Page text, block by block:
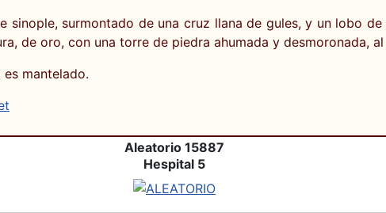
sinople, surmontado de una cruz llana de gules, y un lobo
de oro, con una torre de piedra ahumada y desmoronada,
mantelado.
Aleatorio 15887
Hespital 5